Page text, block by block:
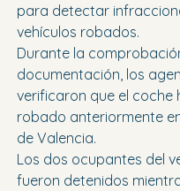
para detectar
vehículos robados.
Durante la
documentación, los
verificaron que el coche
robado anteriormente
de Valencia.
Los dos ocupantes del
fueron detenidos